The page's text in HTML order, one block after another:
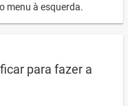
menu à esquerda.
para fazer a